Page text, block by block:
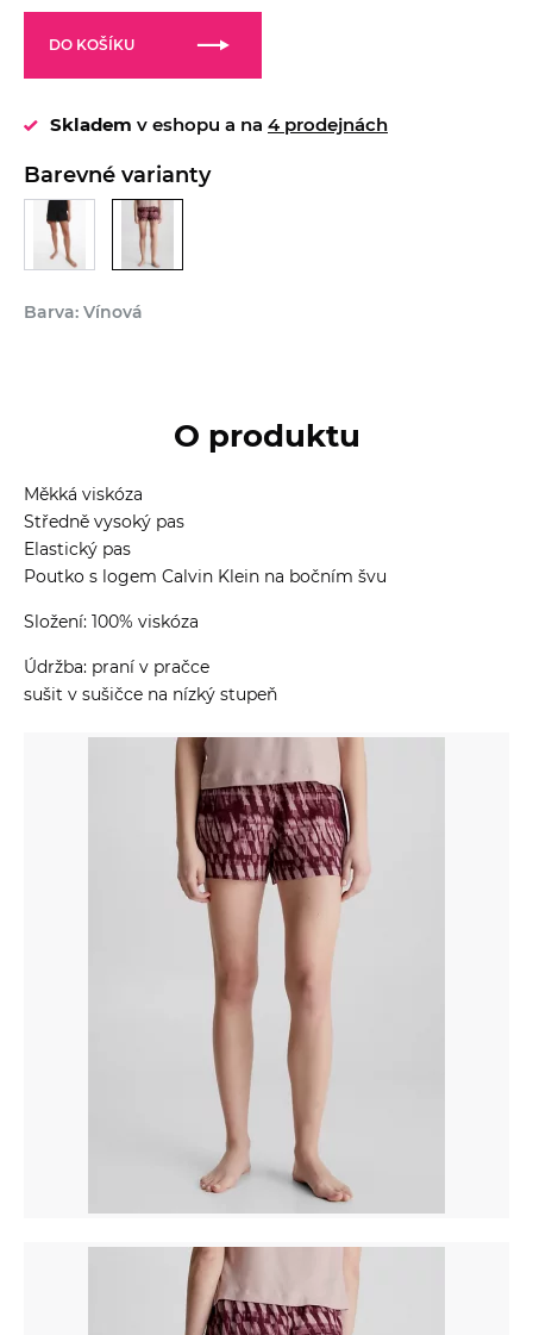
DO KOŠÍKU
Skladem v eshopu a na 4 prodejnách
Barevné varianty
Barva: Vínová
O produktu
Měkká viskóza
Středně vysoký pas
Elastický pas
Poutko s logem Calvin Klein na bočním švu
Složení: 100% viskóza
Údržba: praní v pračce
sušit v sušičce na nízký stupeň